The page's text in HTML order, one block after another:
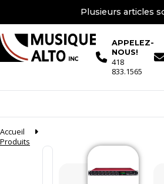
Plusieurs articles
APPELEZ-
NOUS!
418
833.1565
Accueil
Produits